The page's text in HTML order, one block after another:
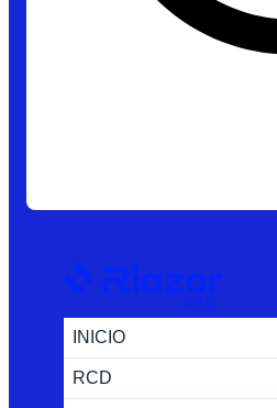
INICIO
RCD